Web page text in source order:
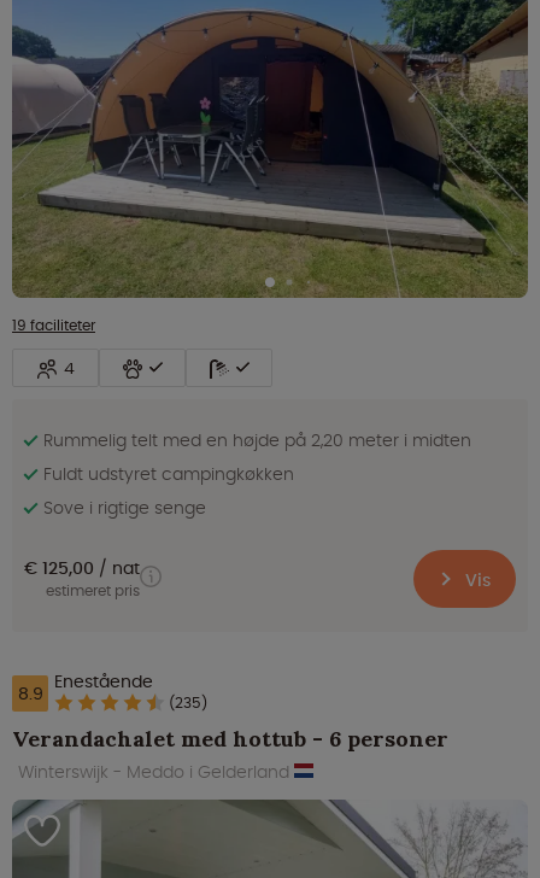
19 faciliteter
4
Rummelig telt med en højde på 2,20 meter i midten
Fuldt udstyret campingkøkken
Sove i rigtige senge
€ 125,00 nat
estimeret pris Vis
8.9 Enestående
(235)
Verandachalet med hottub - 6 personer
Winterswijk - Meddo i Gelderland